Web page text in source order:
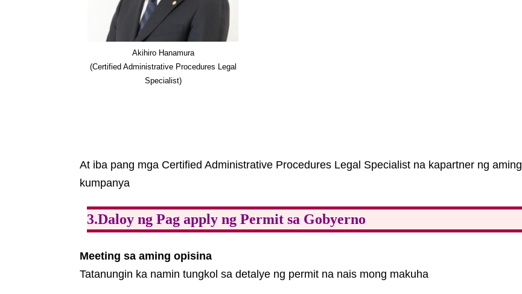
Akihiro Hanamura
(Certified Administrative Procedures Legal
Specialist)
At iba pang mga Certified Administrative Procedures Legal Specialist na kapartner ng aming
kumpanya
3.Daloy ng Pag apply ng Permit sa Gobyerno
Meeting sa aming opisina
Tatanungin ka namin tungkol sa detalye ng permit na nais mong makuha